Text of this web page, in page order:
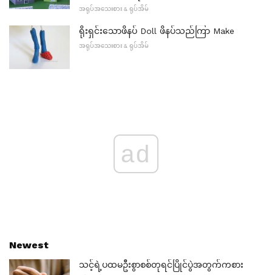
အရုပ်အသေးစား & ရုပ်အိမ်
ရိုးရှင်းသောဖိနပ် Doll ဖိနပ်သည်ကြာ Make
အရုပ်အသေးစား & ရုပ်အိမ်
ad
Newest
သင့်ရဲ့ပထမဦးစွာစစ်တုရင်ပြိုင်ပွဲအတွက်ကစား